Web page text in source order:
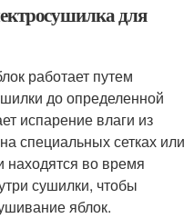
для
работает путем
до определенной
испарение влаги из
специальных сетках или
находятся во время
сушилки, чтобы
яблок.